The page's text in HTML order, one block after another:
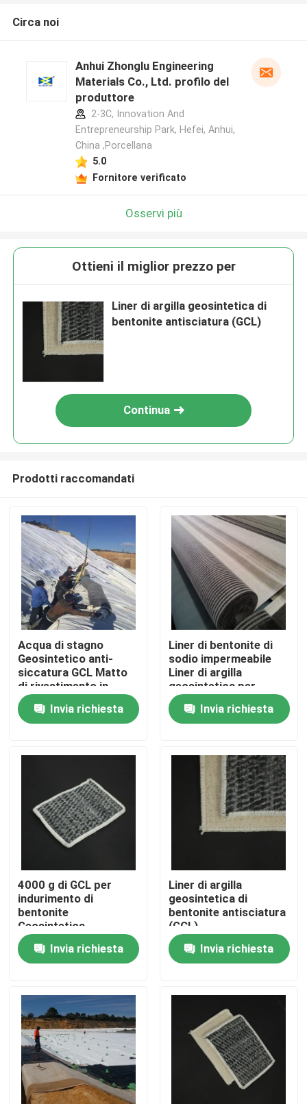
Casa
Video
Mostra VR
Chi siamo
Fatory Tour
Controllo di qualità
Contattaci
Richiedere un preventivo
Geotessuto Geogrid
Circa noi
Anhui Zhonglu Engineering
Materials Co., Ltd. profilo del
produttore
2-3C, Innovation And
Entrepreneurship Park, Hefei, Anhui,
China ,Porcellana
5.0
Fornitore verificato
Osservi più
Ottieni il miglior prezzo per
Liner di argilla geosintetica di
bentonite antisciatura (GCL)
Continua
Prodotti raccomandati
Acqua di stagno
Geosintetico anti-
siccatura GCL Matto
di rivestimento in
argilla Gcl Bentonite
Geosintetico per
discarica
Invia richiesta
Liner di bentonite di
sodio impermeabile
Liner di argilla
geosintetica per
progetto di discarica
Invia richiesta
4000 g di GCL per
indurimento di
bentonite
Geosintetica
Invia richiesta
Liner di argilla
geosintetica di
bentonite antisciatura
(GCL)
Invia richiesta